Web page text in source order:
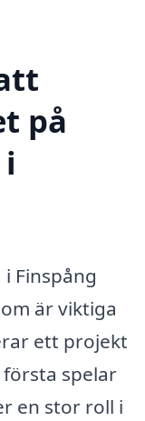
på
Finspång
är viktiga
ett projekt
spelar
en stor roll i